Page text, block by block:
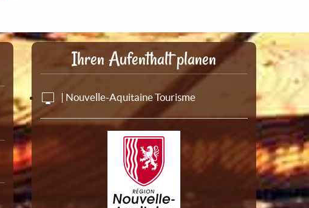
Ihren Aufenthalt planen
| Nouvelle-Aquitaine Tourisme